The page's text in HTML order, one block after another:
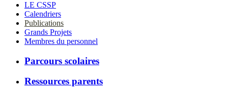
LE CSSP
Calendriers
Publications
Grands Projets
Membres du personnel
Parcours scolaires
Ressources parents